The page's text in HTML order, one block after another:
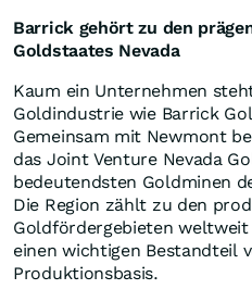
Barrick gehört zu den
Goldstaates Nevada
Kaum ein Unternehmen
Goldindustrie wie Barrick
Gemeinsam mit Newmont
das Joint Venture Nevada
bedeutendsten Goldminen
Die Region zählt zu den
Goldfördergebieten
einen wichtigen Bestandteil
Produktionsbasis.